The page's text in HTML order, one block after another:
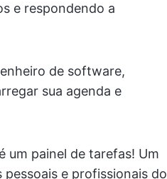
e respondendo a
de software,
sua agenda e
um painel de tarefas! Um
e profissionais do